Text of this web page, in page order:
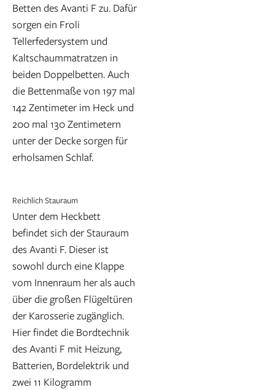
Betten des Avanti F zu. Dafür
sorgen ein Froli
Tellerfedersystem und
Kaltschaummatratzen in
beiden Doppelbetten. Auch
die Bettenmaße von 197 mal
142 Zentimeter im Heck und
200 mal 130 Zentimetern
unter der Decke sorgen für
erholsamen Schlaf.
Reichlich Stauraum
Unter dem Heckbett
befindet sich der Stauraum
des Avanti F. Dieser ist
sowohl durch eine Klappe
vom Innenraum her als auch
über die großen Flügeltüren
der Karosserie zugänglich.
Hier findet die Bordtechnik
des Avanti F mit Heizung,
Batterien, Bordelektrik und
zwei 11 Kilogramm